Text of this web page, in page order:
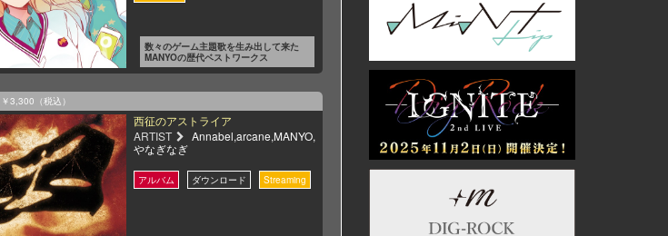
数々のゲーム主題歌を生み出して来た
MANYOの歴代ベストワークス
￥3,300（税込）
西征のアストライア
ARTIST
Annabel,arcane,MANYO,
やなぎなぎ